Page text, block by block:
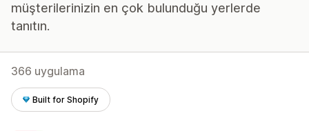
müşterilerinizin en çok bulunduğu yerlerde
tanıtın.
366 uygulama
Built for Shopify